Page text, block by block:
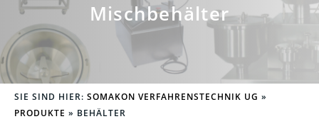
Mischbehälter
SIE SIND HIER: SOMAKON VERFAHRENSTECHNIK UG »
PRODUKTE » BEHÄLTER